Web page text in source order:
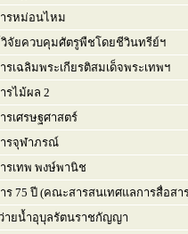
รหม่อนไหม
จัยควบคุมศัตรูพืชโดยชีวินทรีย์ฯ
รเฉลิมพระเกียรติสมเด็จพระเทพฯ
รไม้ผล 2
รเศรษฐศาสตร์
รจุฬาภรณ์
รเทพ พงษ์พานิช
ร 75 ปี (คณะสารสนเทศแลการสื่อสา
ายน้ำอุบุลรัตนราชกัญญา